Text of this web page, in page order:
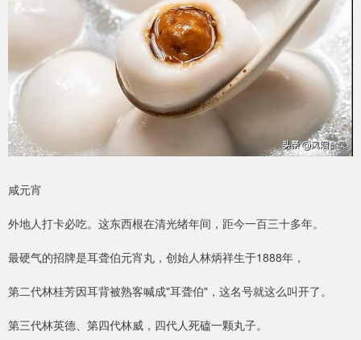
咸元宵
外地人打卡必吃。这东西根在清光绪年间，距今一百三十多年。
最硬气的招牌是耳聋伯元宵丸，创始人林炳祥生于1888年，
第二代林桂芳因耳背被熟客喊成"耳聋伯"，这名号就这么叫开了。
第三代林英德、第四代林威，四代人死磕一颗丸子。